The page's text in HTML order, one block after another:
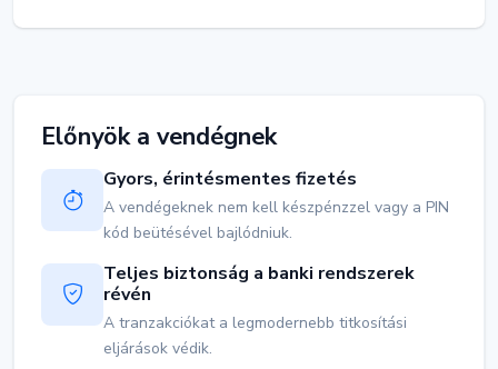
Előnyök a vendégnek
Gyors, érintésmentes fizetés
A vendégeknek nem kell készpénzzel vagy a PIN
kód beütésével bajlódniuk.
Teljes biztonság a banki rendszerek
révén
A tranzakciókat a legmodernebb titkosítási
eljárások védik.